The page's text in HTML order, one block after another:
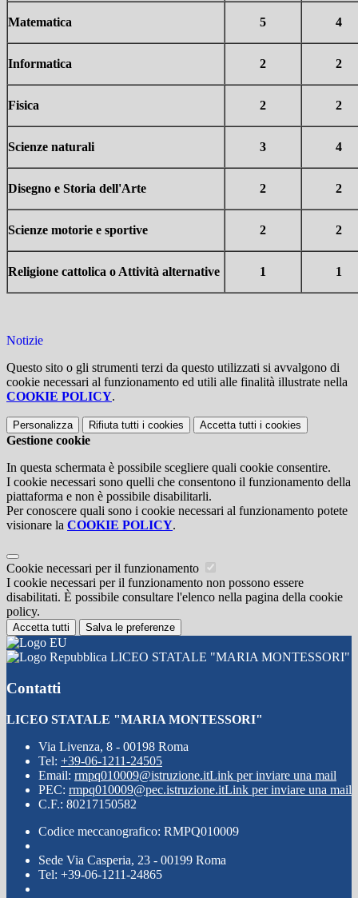
Matematica 5 4
Informatica 2 2
Fisica 2 2
Scienze naturali 3 4
Disegno e Storia dell'Arte 2 2
Scienze motorie e sportive 2 2
Religione cattolica o Attività alternative 1 1
Notizie
Questo sito o gli strumenti terzi da questo utilizzati si avvalgono di
cookie necessari al funzionamento ed utili alle finalità illustrate nella
COOKIE POLICY.
Personalizza Rifiuta tutti i cookies Accetta tutti i cookies
Gestione cookie
In questa schermata è possibile scegliere quali cookie consentire.
I cookie necessari sono quelli che consentono il funzionamento della
piattaforma e non è possibile disabilitarli.
Per conoscere quali sono i cookie necessari al funzionamento potete
visionare la COOKIE POLICY.
Cookie necessari per il funzionamento
I cookie necessari per il funzionamento non possono essere
disabilitati. È possibile consultare l'elenco nella pagina della cookie
policy.
Accetta tutti Salva le preferenze
LICEO STATALE "MARIA MONTESSORI"
Contatti
LICEO STATALE "MARIA MONTESSORI"
Via Livenza, 8 - 00198 Roma
Tel: +39-06-1211-24505
Email: rmpq010009@istruzione.itLink per inviare una mail
PEC: rmpq010009@pec.istruzione.itLink per inviare una mail
C.F.: 80217150582
Codice meccanografico: RMPQ010009
Sede Via Casperia, 23 - 00199 Roma
Tel: +39-06-1211-24865